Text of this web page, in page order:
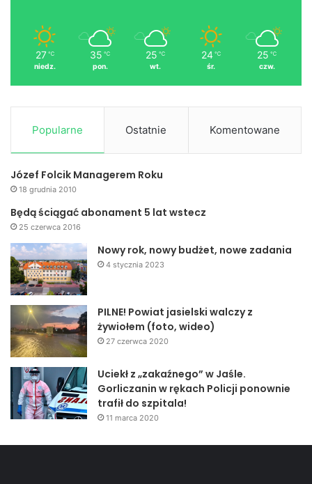
27 ℃
niedz.
35 ℃
pon.
25 ℃
wt.
24 ℃
śr.
25 ℃
czw.
Popularne Ostatnie Komentowane
Józef Folcik Managerem Roku
18 grudnia 2010
Będą ściągać abonament 5 lat wstecz
25 czerwca 2016
Nowy rok, nowy budżet, nowe zadania
4 stycznia 2023
PILNE! Powiat jasielski walczy z
żywiołem (foto, wideo)
27 czerwca 2020
Uciekł z „zakaźnego” w Jaśle.
Gorliczanin w rękach Policji ponownie
trafił do szpitala!
11 marca 2020